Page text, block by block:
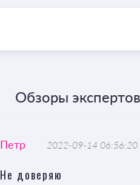
Обзоры
Петр 2022-09-14 06:56:20
Не доверяю